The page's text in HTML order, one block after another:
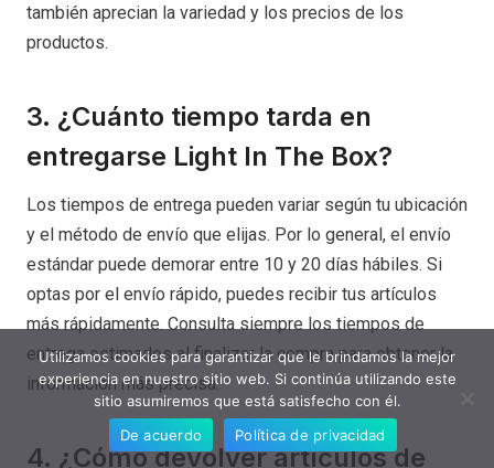
también aprecian la variedad y los precios de los
productos.
3. ¿Cuánto tiempo tarda en
entregarse Light In The Box?
Los tiempos de entrega pueden variar según tu ubicación
y el método de envío que elijas. Por lo general, el envío
estándar puede demorar entre 10 y 20 días hábiles. Si
optas por el envío rápido, puedes recibir tus artículos
más rápidamente. Consulta siempre los tiempos de
entrega estimados al finalizar la compra para obtener la
información más precisa.
4. ¿Cómo devolver artículos de
Utilizamos cookies para garantizar que le brindamos la mejor
experiencia en nuestro sitio web. Si continúa utilizando este
sitio asumiremos que está satisfecho con él.
De acuerdo
Política de privacidad